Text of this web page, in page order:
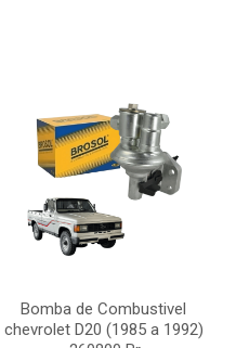
Bomba de Combustivel
chevrolet D20 (1985 a 1992)